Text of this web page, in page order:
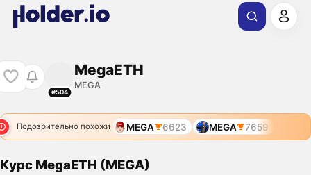
#504
MegaETH
MEGA
Подозрительно похожи MEGA 6623 MEGA 7659
Курс MegaETH (MEGA)